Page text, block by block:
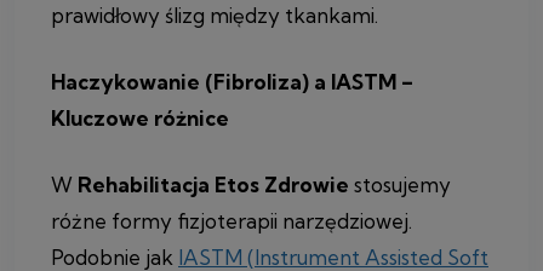
prawidłowy ślizg między tkankami.
Haczykowanie (Fibroliza) a IASTM –
Kluczowe różnice
W Rehabilitacja Etos Zdrowie stosujemy
różne formy fizjoterapii narzędziowej.
Podobnie jak IASTM (Instrument Assisted Soft